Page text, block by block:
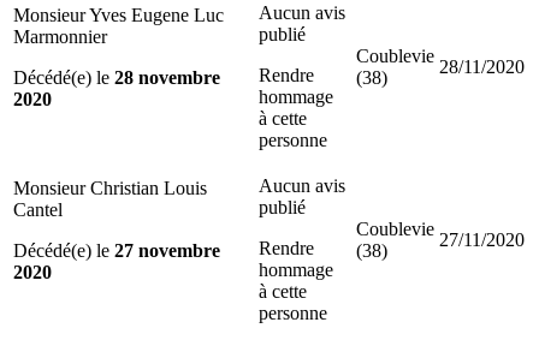
Monsieur Yves Eugene Luc
Marmonnier
Décédé(e) le 28 novembre
2020
Aucun avis
publié
Rendre
hommage
à cette
personne
Coublevie
(38)
28/11/2020
Monsieur Christian Louis
Cantel
Décédé(e) le 27 novembre
2020
Aucun avis
publié
Rendre
hommage
à cette
personne
Coublevie
(38)
27/11/2020